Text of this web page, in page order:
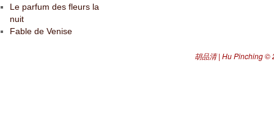
Le parfum des fleurs la
nuit
Fable de Venise
胡品清 | Hu Pinching©